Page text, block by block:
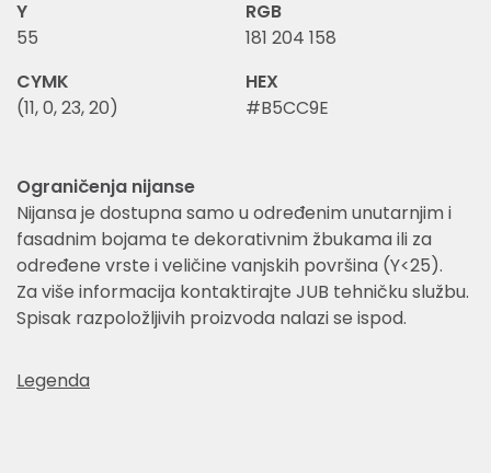
Y
55
RGB
181 204 158
CYMK
(11, 0, 23, 20)
HEX
#B5CC9E
Ograničenja nijanse
Nijansa je dostupna samo u određenim unutarnjim i
fasadnim bojama te dekorativnim žbukama ili za
određene vrste i veličine vanjskih površina (Y<25).
Za više informacija kontaktirajte JUB tehničku službu.
Spisak razpoložljivih proizvoda nalazi se ispod.
Legenda